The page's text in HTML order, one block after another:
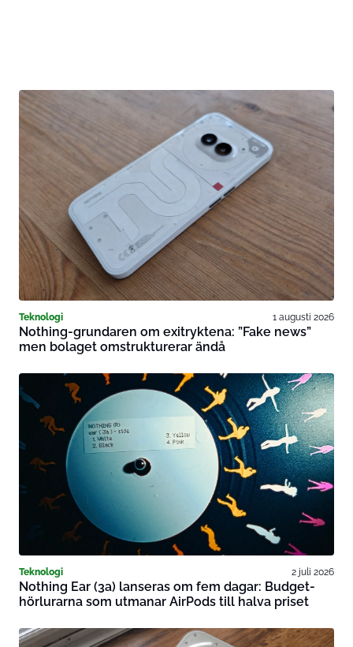
Teknologi 1 augusti 2026
Nothing-grundaren om exitryktena: ”Fake news”
men bolaget omstrukturerar ändå
Teknologi 2 juli 2026
Nothing Ear (3a) lanseras om fem dagar: Budget-
hörlurarna som utmanar AirPods till halva priset